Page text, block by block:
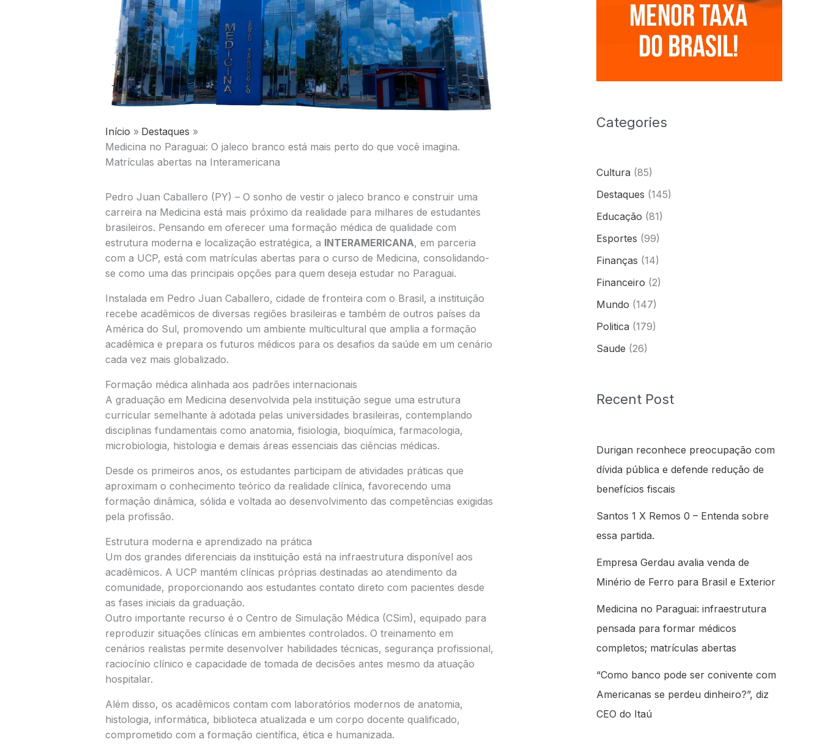
Início
Destaques
Medicina no Paraguai: O jaleco branco está mais perto do que você imagina.
Matrículas abertas na Interamericana
Pedro Juan Caballero (PY) – O sonho de vestir o jaleco branco e construir uma
carreira na Medicina está mais próximo da realidade para milhares de estudantes
brasileiros. Pensando em oferecer uma formação médica de qualidade com
estrutura moderna e localização estratégica, a INTERAMERICANA, em parceria
com a UCP, está com matrículas abertas para o curso de Medicina, consolidando-
se como uma das principais opções para quem deseja estudar no Paraguai.
Instalada em Pedro Juan Caballero, cidade de fronteira com o Brasil, a instituição
recebe acadêmicos de diversas regiões brasileiras e também de outros países da
América do Sul, promovendo um ambiente multicultural que amplia a formação
acadêmica e prepara os futuros médicos para os desafios da saúde em um cenário
cada vez mais globalizado.
Formação médica alinhada aos padrões internacionais
A graduação em Medicina desenvolvida pela instituição segue uma estrutura
curricular semelhante à adotada pelas universidades brasileiras, contemplando
disciplinas fundamentais como anatomia, fisiologia, bioquímica, farmacologia,
microbiologia, histologia e demais áreas essenciais das ciências médicas.
Desde os primeiros anos, os estudantes participam de atividades práticas que
aproximam o conhecimento teórico da realidade clínica, favorecendo uma
formação dinâmica, sólida e voltada ao desenvolvimento das competências exigidas
pela profissão.
Estrutura moderna e aprendizado na prática
Um dos grandes diferenciais da instituição está na infraestrutura disponível aos
acadêmicos. A UCP mantém clínicas próprias destinadas ao atendimento da
comunidade, proporcionando aos estudantes contato direto com pacientes desde
as fases iniciais da graduação.
Outro importante recurso é o Centro de Simulação Médica (CSim), equipado para
reproduzir situações clínicas em ambientes controlados. O treinamento em
cenários realistas permite desenvolver habilidades técnicas, segurança profissional,
raciocínio clínico e capacidade de tomada de decisões antes mesmo da atuação
hospitalar.
Além disso, os acadêmicos contam com laboratórios modernos de anatomia,
histologia, informática, biblioteca atualizada e um corpo docente qualificado,
comprometido com a formação científica, ética e humanizada.
Categories
Cultura (85)
Destaques (145)
Educação (81)
Esportes (99)
Finanças (14)
Financeiro (2)
Mundo (147)
Politica (179)
Saude (26)
Recent Post
Durigan reconhece preocupação com
dívida pública e defende redução de
benefícios fiscais
Santos 1 X Remos 0 – Entenda sobre
essa partida.
Empresa Gerdau avalia venda de
Minério de Ferro para Brasil e Exterior
Medicina no Paraguai: infraestrutura
pensada para formar médicos
completos; matrículas abertas
“Como banco pode ser conivente com
Americanas se perdeu dinheiro?”, diz
CEO do Itaú